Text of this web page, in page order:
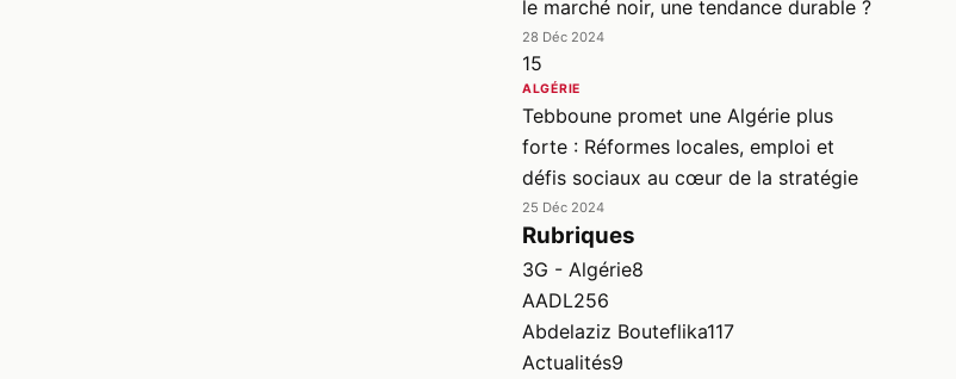
le marché noir, une tendance durable ?
28 Déc 2024
15
ALGÉRIE
Tebboune promet une Algérie plus
forte : Réformes locales, emploi et
défis sociaux au cœur de la stratégie
25 Déc 2024
Rubriques
3G - Algérie8
AADL256
Abdelaziz Bouteflika117
Actualités9